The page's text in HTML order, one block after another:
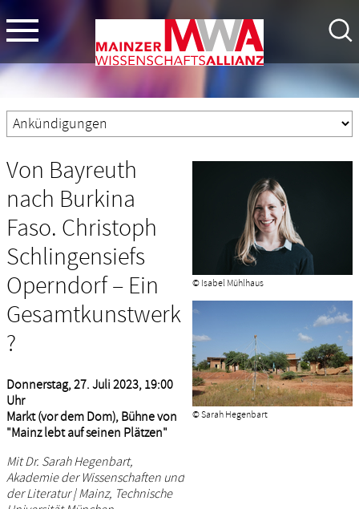
© Isabel Mühlhaus
© Sarah Hegenbart
Von Bayreuth
nach Burkina
Faso. Christoph
Schlingensiefs
Operndorf – Ein
Gesamtkunstwerk
?
Donnerstag, 27. Juli 2023, 19:00
Uhr
Markt (vor dem Dom), Bühne von
"Mainz lebt auf seinen Plätzen"
Mit Dr. Sarah Hegenbart,
Akademie der Wissenschaften und
der Literatur | Mainz, Technische